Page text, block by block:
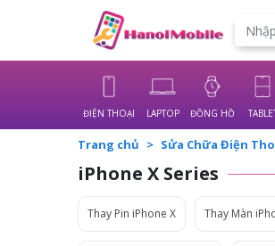
Translate
ĐIỆN THOẠI LAPTOP ĐỒNG HỒ
Trang chủ Sửa Chữa Điện
iPhone X Series
Thay Pin iPhone X Thay Màn